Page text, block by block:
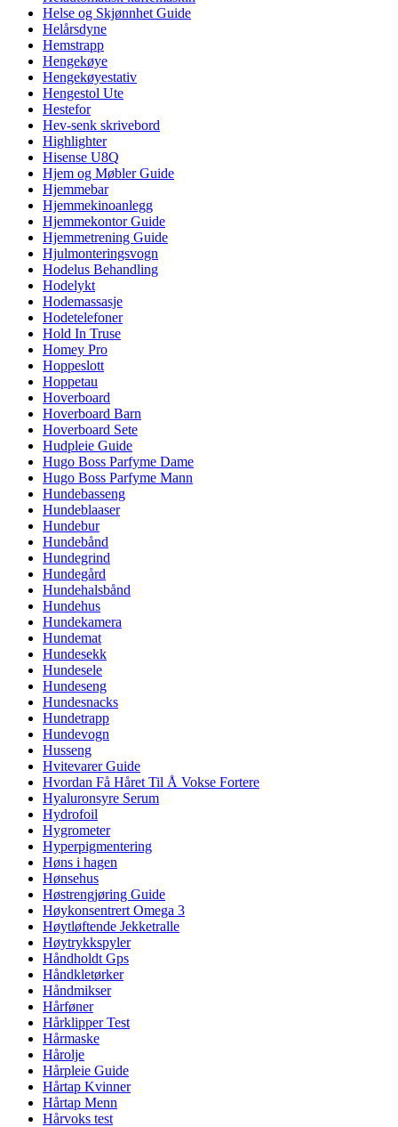
Helse og Skjønnhet Guide
Helårsdyne
Hemstrapp
Hengekøye
Hengekøyestativ
Hengestol Ute
Hestefor
Hev-senk skrivebord
Highlighter
Hisense U8Q
Hjem og Møbler Guide
Hjemmebar
Hjemmekinoanlegg
Hjemmekontor Guide
Hjemmetrening Guide
Hjulmonteringsvogn
Hodelus Behandling
Hodelykt
Hodemassasje
Hodetelefoner
Hold In Truse
Homey Pro
Hoppeslott
Hoppetau
Hoverboard
Hoverboard Barn
Hoverboard Sete
Hudpleie Guide
Hugo Boss Parfyme Dame
Hugo Boss Parfyme Mann
Hundebasseng
Hundeblaaser
Hundebur
Hundebånd
Hundegrind
Hundegård
Hundehalsbånd
Hundehus
Hundekamera
Hundemat
Hundesekk
Hundesele
Hundeseng
Hundesnacks
Hundetrapp
Hundevogn
Husseng
Hvitevarer Guide
Hvordan Få Håret Til Å Vokse Fortere
Hyaluronsyre Serum
Hydrofoil
Hygrometer
Hyperpigmentering
Høns i hagen
Hønsehus
Høstrengjøring Guide
Høykonsentrert Omega 3
Høytløftende Jekketralle
Høytrykkspyler
Håndholdt Gps
Håndkletørker
Håndmikser
Hårføner
Hårklipper Test
Hårmaske
Hårolje
Hårpleie Guide
Hårtap Kvinner
Hårtap Menn
Hårvoks test